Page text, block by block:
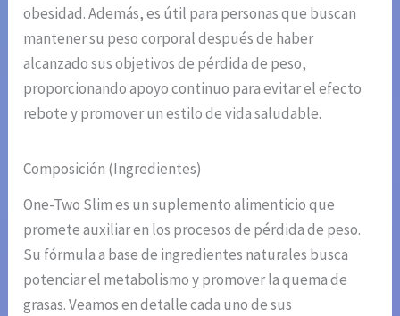
obesidad. Además, es útil para personas que buscan
mantener su peso corporal después de haber
alcanzado sus objetivos de pérdida de peso,
proporcionando apoyo continuo para evitar el efecto
rebote y promover un estilo de vida saludable.
Composición (Ingredientes)
One-Two Slim es un suplemento alimenticio que
promete auxiliar en los procesos de pérdida de peso.
Su fórmula a base de ingredientes naturales busca
potenciar el metabolismo y promover la quema de
grasas. Veamos en detalle cada uno de sus